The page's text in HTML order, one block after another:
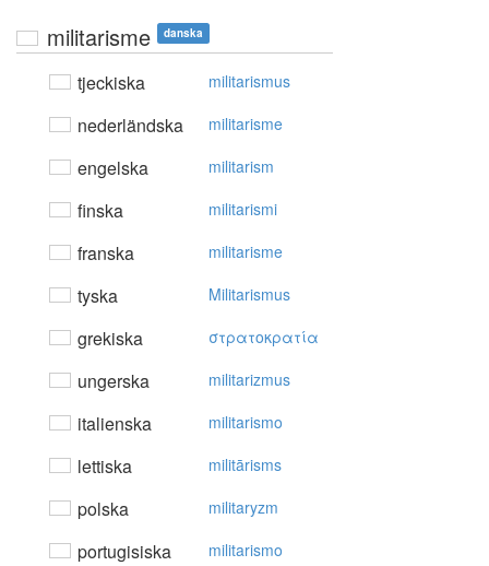
militarisme danska
tjeckiska militarismus
nederländska militarisme
engelska militarism
finska militarismi
franska militarisme
tyska Militarismus
grekiska στρατoκρατία
ungerska militarizmus
italienska militarismo
lettiska militārisms
polska militaryzm
portugisiska militarismo